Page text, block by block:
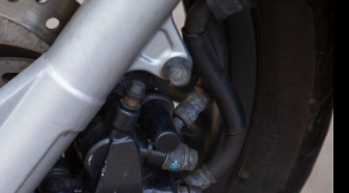
Jön még kép!